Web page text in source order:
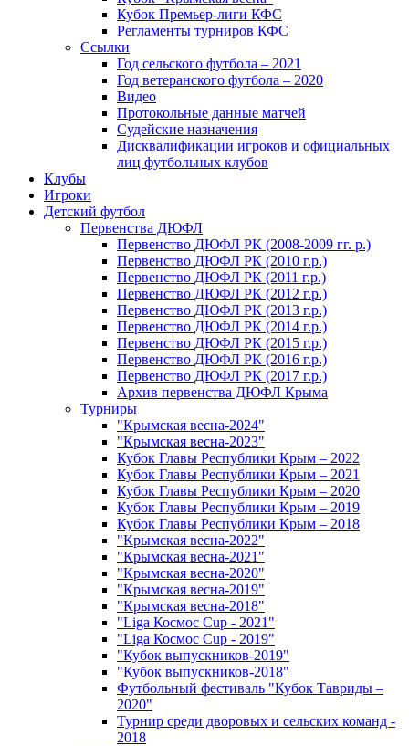
Кубок Премьер-лиги КФС
Регламенты турниров КФС
Ссылки
Год сельского футбола – 2021
Год ветеранского футбола – 2020
Видео
Протокольные данные матчей
Судейские назначения
Дисквалификации игроков и официальных
лиц футбольных клубов
Клубы
Игроки
Детский футбол
Первенства ДЮФЛ
Первенство ДЮФЛ РК (2008-2009 гг. р.)
Первенство ДЮФЛ РК (2010 г.р.)
Первенство ДЮФЛ РК (2011 г.р.)
Первенство ДЮФЛ РК (2012 г.р.)
Первенство ДЮФЛ РК (2013 г.р.)
Первенство ДЮФЛ РК (2014 г.р.)
Первенство ДЮФЛ РК (2015 г.р.)
Первенство ДЮФЛ РК (2016 г.р.)
Первенство ДЮФЛ РК (2017 г.р.)
Архив первенства ДЮФЛ Крыма
Турниры
"Крымская весна-2024"
"Крымская весна-2023"
Кубок Главы Республики Крым – 2022
Кубок Главы Республики Крым – 2021
Кубок Главы Республики Крым – 2020
Кубок Главы Республики Крым – 2019
Кубок Главы Республики Крым – 2018
"Крымская весна-2022"
"Крымская весна-2021"
"Крымская весна-2020"
"Крымская весна-2019"
"Крымская весна-2018"
"Liga Космос Cup - 2021"
"Liga Космос Cup - 2019"
"Кубок выпускников-2019"
"Кубок выпускников-2018"
Футбольный фестиваль "Кубок Тавриды –
2020"
Турнир среди дворовых и сельских команд -
2018